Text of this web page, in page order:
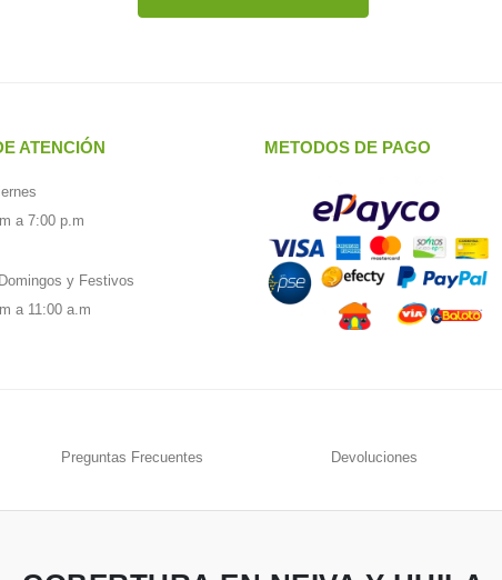
ATENCIÓN
a 7:00 p.m
y Festivos
a 11:00 a.m
METODOS DE PAGO
Preguntas Frecuentes Devoluciones